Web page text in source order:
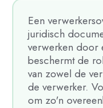
Een
juridisch
verwerken door
beschermt de
van zowel de
de verwerker.
om zo'n